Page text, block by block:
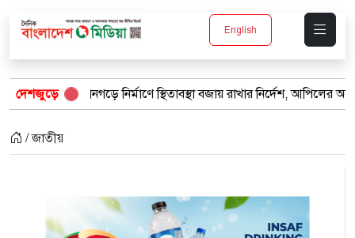
English
দেশজুড়ে
নির্মাণে স্থিতাবস্থা বজায় রাখার নির্দেশ, আপিলের অনুমতি পেল সরকার
/ জাতীয়